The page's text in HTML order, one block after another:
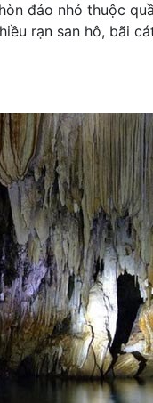
đảo nhỏ thuộc
rạn san hô, bãi